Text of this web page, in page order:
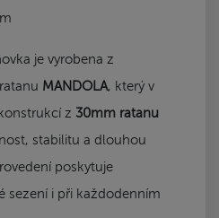
je vyrobena z
MANDOLA, který v
z 30mm ratanu
stabilitu a dlouhou
poskytuje
sezení i při každodenním